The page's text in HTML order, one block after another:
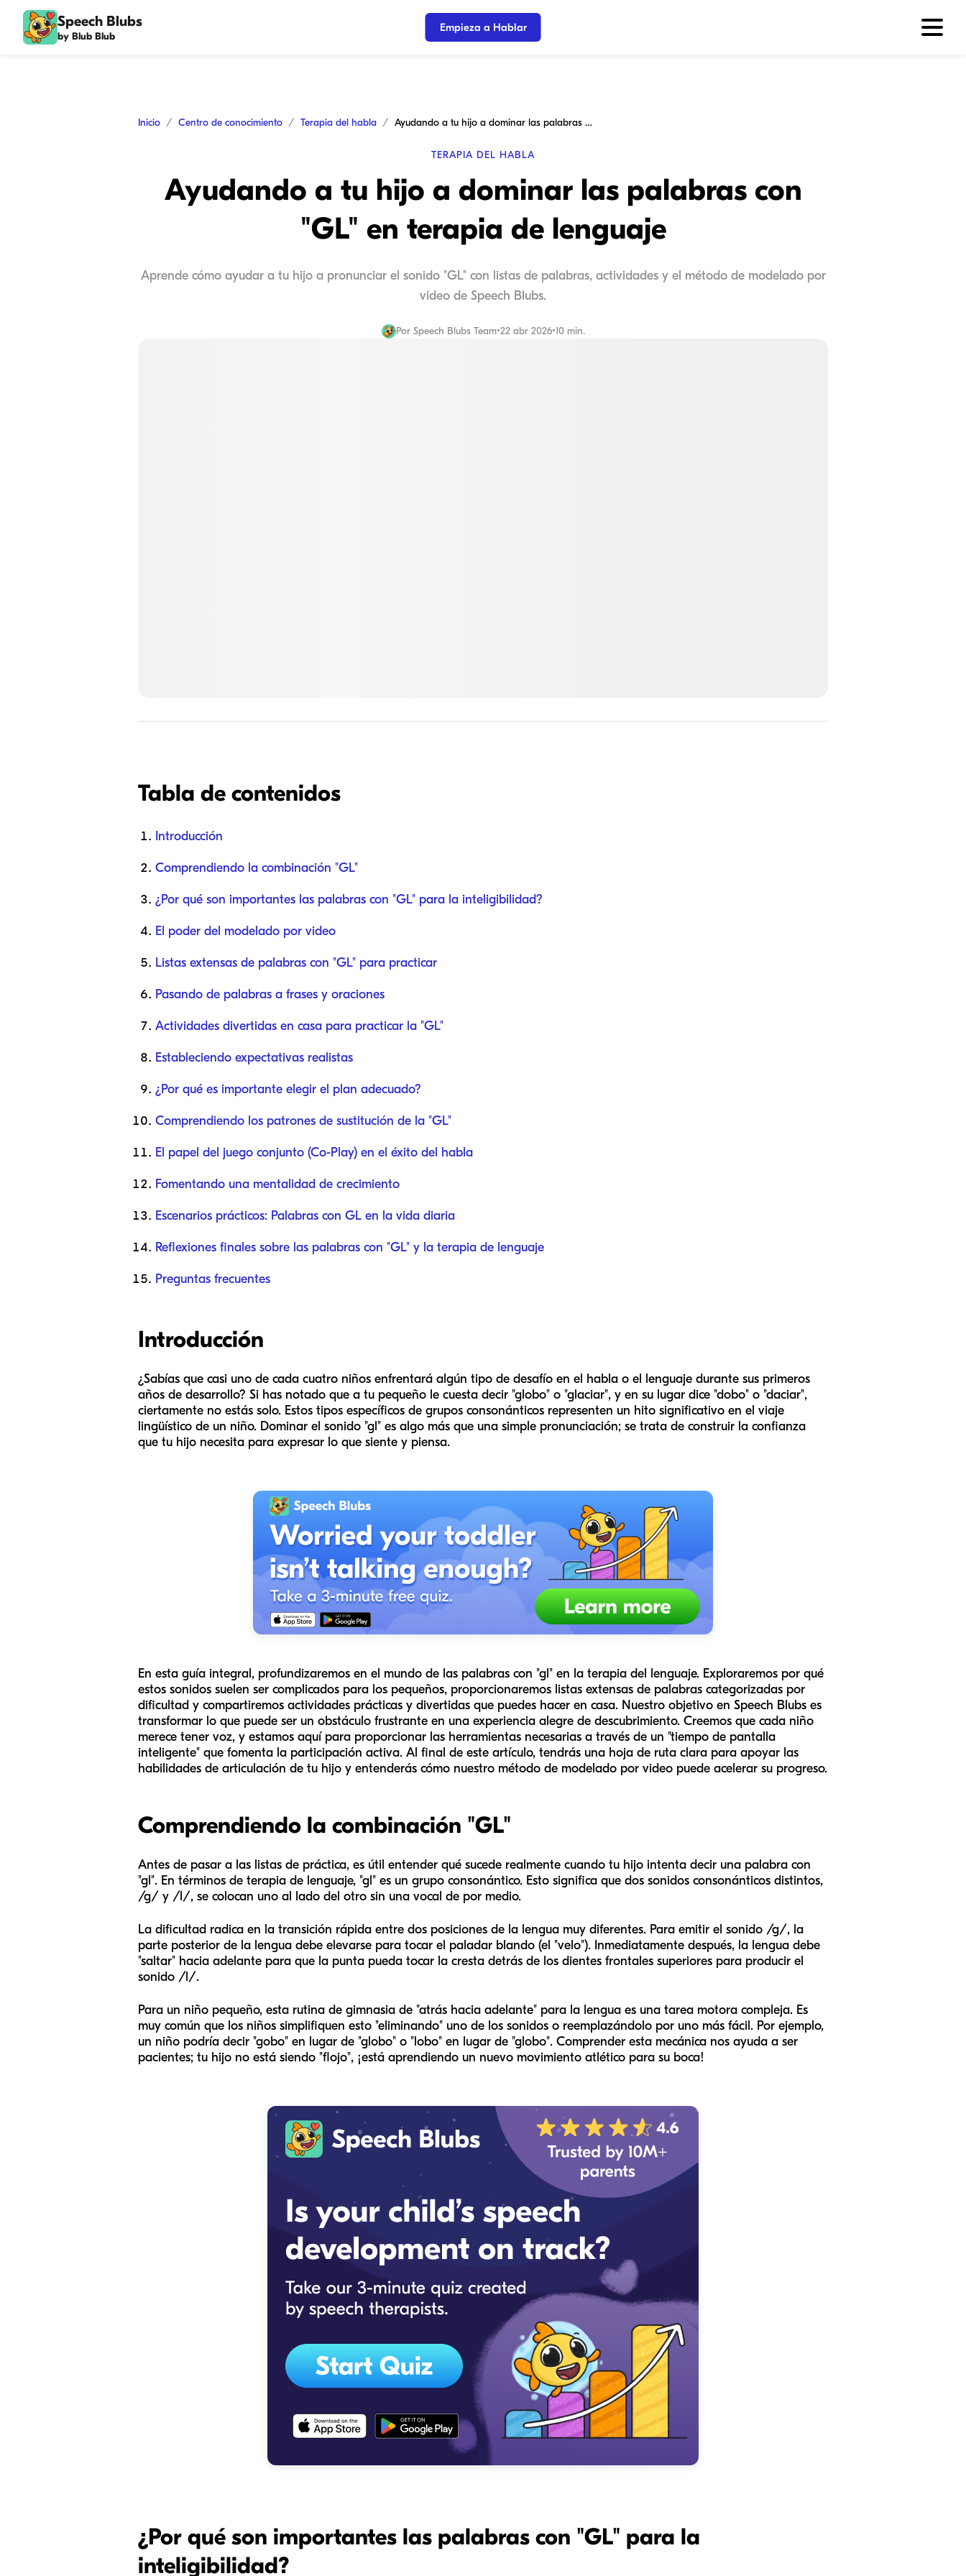
Speech Blubs
by Blub Blub
Empieza a Hablar
Inicio Centro de conocimiento Terapia del habla Ayudando a tu hijo a dominar las palabras con "GL" en terapia de lenguaje
TERAPIA DEL HABLA
Ayudando a tu hijo a dominar las palabras con
"GL" en terapia de lenguaje
Aprende cómo ayudar a tu hijo a pronunciar el sonido "GL" con listas de palabras, actividades y el método de modelado por
video de Speech Blubs.
Por Speech Blubs Team•22 abr 2026•10 min.
Tabla de contenidos
Introducción
Comprendiendo la combinación "GL"
¿Por qué son importantes las palabras con "GL" para la inteligibilidad?
El poder del modelado por video
Listas extensas de palabras con "GL" para practicar
Pasando de palabras a frases y oraciones
Actividades divertidas en casa para practicar la "GL"
Estableciendo expectativas realistas
¿Por qué es importante elegir el plan adecuado?
Comprendiendo los patrones de sustitución de la "GL"
El papel del juego conjunto (Co-Play) en el éxito del habla
Fomentando una mentalidad de crecimiento
Escenarios prácticos: Palabras con GL en la vida diaria
Reflexiones finales sobre las palabras con "GL" y la terapia de lenguaje
Preguntas frecuentes
Introducción
¿Sabías que casi uno de cada cuatro niños enfrentará algún tipo de desafío en el habla o el lenguaje durante sus primeros
años de desarrollo? Si has notado que a tu pequeño le cuesta decir "globo" o "glaciar", y en su lugar dice "dobo" o "daciar",
ciertamente no estás solo. Estos tipos específicos de grupos consonánticos representen un hito significativo en el viaje
lingüístico de un niño. Dominar el sonido "gl" es algo más que una simple pronunciación; se trata de construir la confianza
que tu hijo necesita para expresar lo que siente y piensa.
En esta guía integral, profundizaremos en el mundo de las palabras con "gl" en la terapia del lenguaje. Exploraremos por qué
estos sonidos suelen ser complicados para los pequeños, proporcionaremos listas extensas de palabras categorizadas por
dificultad y compartiremos actividades prácticas y divertidas que puedes hacer en casa. Nuestro objetivo en Speech Blubs es
transformar lo que puede ser un obstáculo frustrante en una experiencia alegre de descubrimiento. Creemos que cada niño
merece tener voz, y estamos aquí para proporcionar las herramientas necesarias a través de un "tiempo de pantalla
inteligente" que fomenta la participación activa. Al final de este artículo, tendrás una hoja de ruta clara para apoyar las
habilidades de articulación de tu hijo y entenderás cómo nuestro método de modelado por video puede acelerar su progreso.
Comprendiendo la combinación "GL"
Antes de pasar a las listas de práctica, es útil entender qué sucede realmente cuando tu hijo intenta decir una palabra con
"gl". En términos de terapia de lenguaje, "gl" es un grupo consonántico. Esto significa que dos sonidos consonánticos distintos,
/g/ y /l/, se colocan uno al lado del otro sin una vocal de por medio.
La dificultad radica en la transición rápida entre dos posiciones de la lengua muy diferentes. Para emitir el sonido /g/, la
parte posterior de la lengua debe elevarse para tocar el paladar blando (el "velo"). Inmediatamente después, la lengua debe
"saltar" hacia adelante para que la punta pueda tocar la cresta detrás de los dientes frontales superiores para producir el
sonido /l/.
Para un niño pequeño, esta rutina de gimnasia de "atrás hacia adelante" para la lengua es una tarea motora compleja. Es
muy común que los niños simplifiquen esto "eliminando" uno de los sonidos o reemplazándolo por uno más fácil. Por ejemplo,
un niño podría decir "gobo" en lugar de "globo" o "lobo" en lugar de "globo". Comprender esta mecánica nos ayuda a ser
pacientes; tu hijo no está siendo "flojo", ¡está aprendiendo un nuevo movimiento atlético para su boca!
¿Por qué son importantes las palabras con "GL" para la
inteligibilidad?